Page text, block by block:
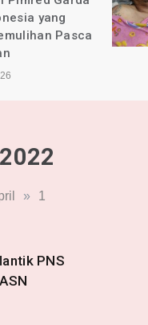
Garda News
Luka
» 1
PNS